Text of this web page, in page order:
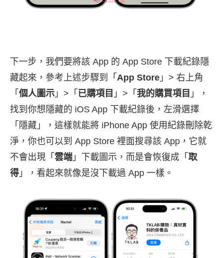
下一步，我們要將該 App 的 App Store 下載紀錄隱
藏起來，參考上述步驟到「 App Store 」> 右上角
「 個人圖示 」>「 已購項目 」>「 我的購買項目 」，
找到你想隱藏的 iOS App 下載紀錄後，左滑選擇
「隱藏」，這樣就能將 iPhone App 使用紀錄刪除乾
淨，你也可以到 App Store 裡面搜尋該 App，它就
不會出現「 雲端 」下載圖示，而是會恢復成「 取
得 」，看起來就像是沒下載過 App 一樣。